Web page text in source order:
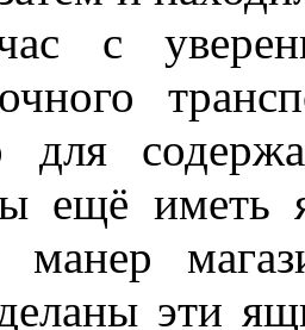
с
для
ещё иметь
эти